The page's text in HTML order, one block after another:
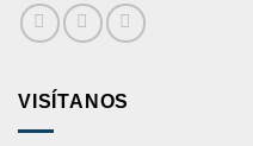
VISÍTANOS